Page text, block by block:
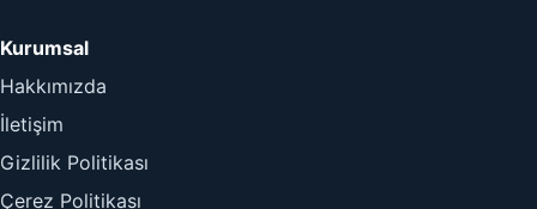
Kurumsal
Hakkımızda
İletişim
Gizlilik Politikası
Çerez Politikası